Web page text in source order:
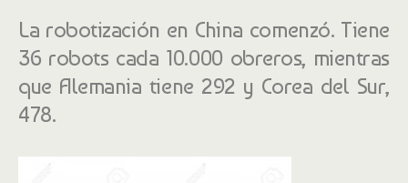
La robotización en China comenzó. Tiene
36 robots cada 10.000 obreros, mientras
que Alemania tiene 292 y Corea del Sur,
478.